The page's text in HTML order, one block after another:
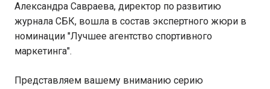
Александра Савраева, директор по развитию
журнала СБК, вошла в состав экспертного жюри в
номинации "Лучшее агентство спортивного
маркетинга".
Представляем вашему вниманию серию